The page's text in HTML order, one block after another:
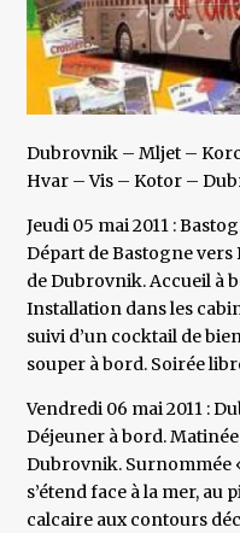
Dubrovnik – Mljet –
Hvar – Vis – Kotor –
Jeudi 05 mai 2011 :
Départ de Bastogne
de Dubrovnik. Accueil à
Installation dans les
suivi d’un cocktail de
souper à bord. Soirée
Vendredi 06 mai 2011 :
Déjeuner à bord.
Dubrovnik. Surnommée
s’étend face à la mer, au
calcaire aux contours